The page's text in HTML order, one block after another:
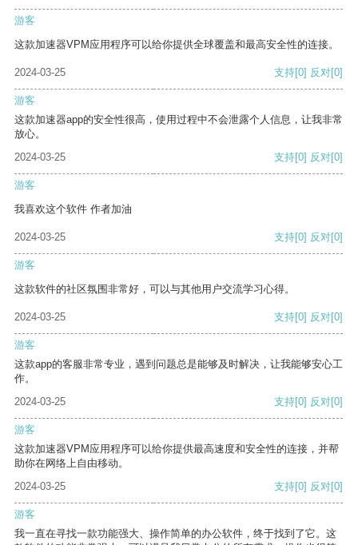
游客
这款加速器VPM应用程序可以给你提供全球覆盖和最高安全性的连接。
2024-03-25 支持[0] 反对[0]
游客
这款加速器app的安全性很高，使用过程中不会泄露个人信息，让我非常
放心。
2024-03-25
支持[0] 反对[0]
游客
我喜欢这个软件 作者加油
2024-03-25 支持[0] 反对[0]
游客
这款软件的社区氛围非常好，可以与其他用户交流学习心得。
2024-03-25 支持[0] 反对[0]
游客
这款app的客服非常专业，遇到问题总是能够及时解决，让我能够安心工
作。
2024-03-25
支持[0] 反对[0]
游客
这款加速器VPM应用程序可以给你提供最高速度和安全性的连接，并帮
助你在网络上自由移动。
2024-03-25
支持[0] 反对[0]
游客
我一直在寻找一款功能强大、操作简单的办公软件，终于找到了它。这